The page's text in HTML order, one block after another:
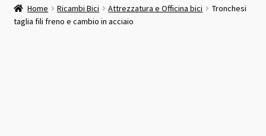
Metodi di pagamento
Home Ricambi Bici Attrezzatura e Officina bici
Tronchesi
taglia fili freno e cambio in acciaio